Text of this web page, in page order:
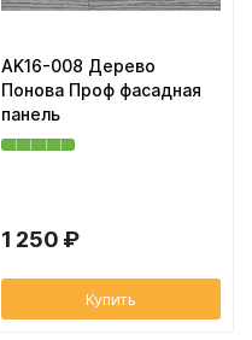
AK16-008 Дерево
Понова Проф фасадная
панель
1 250 ₽
Купить